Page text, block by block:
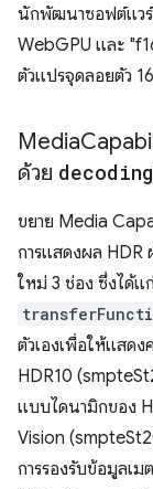
นักพัฒนาซอฟต์แวร์
WebGPU และ
ตัวแปรจุดลอยตัว
Media
ด้วย decoding
ขยาย Media
การแสดงผล
ใหม่ 3 ช่อง ซึ่งได้แก่
ตัวเองเพื่อให้แสด
HDR10
แบบไดนามิกของ
Vision
การรองรับข้อมูลเ